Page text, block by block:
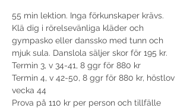
55 min lektion. Inga förkunskaper krävs.
Klä dig i rörelsevänliga kläder och
gympasko eller danssko med tunn och
mjuk sula. Danslola säljer skor för 195 kr.
Termin 3, v 34-41, 8 ggr för 880 kr
Termin 4, v 42-50, 8 ggr för 880 kr, höstlov
vecka 44
Prova på 110 kr per person och tillfälle